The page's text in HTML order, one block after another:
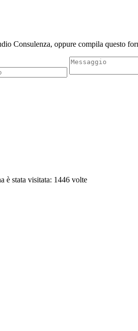
Consulenza, oppure compila questo
è stata visitata: 1446 volte